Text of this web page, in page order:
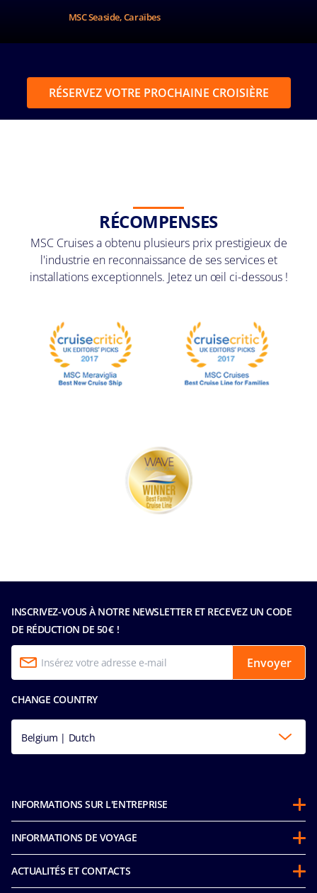
MSC Seaside, Caraïbes
RÉSERVEZ VOTRE PROCHAINE CROISIÈRE
RÉCOMPENSES
MSC Cruisesa obtenu plusieurs prix prestigieux de
l'industrie en reconnaissance de ses services et
installations exceptionnels. Jetez un œil ci-dessous !
INSCRIVEZ-VOUS À NOTRE NEWSLETTER ET RECEVEZ UN CODE
DE RÉDUCTION DE 50 € !
Envoyer
CHANGE COUNTRY
Belgium | Dutch
INFORMATIONS SUR L'ENTREPRISE
À propos de MSC
Partenariats
Développement durable
INFORMATIONS DE VOYAGE
Stay and Cruise
Voucher pour une future croisière
ACTUALITÉS ET CONTACTS